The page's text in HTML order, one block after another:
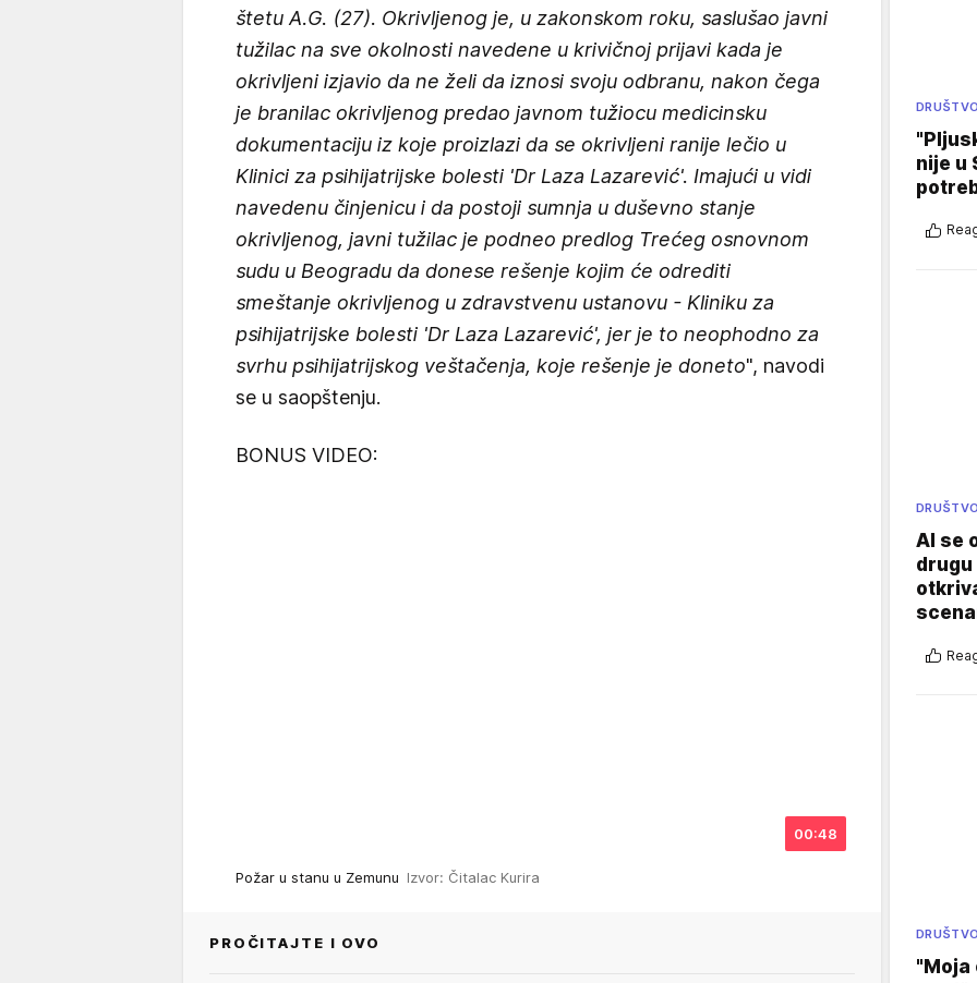
štetu A.G. (27). Okrivljenog je, u zakonskom roku, saslušao javni
tužilac na sve okolnosti navedene u krivičnoj prijavi kada je
okrivljeni izjavio da ne želi da iznosi svoju odbranu, nakon čega
je branilac okrivljenog predao javnom tužiocu medicinsku
dokumentaciju iz koje proizlazi da se okrivljeni ranije lečio u
Klinici za psihijatrijske bolesti 'Dr Laza Lazarević'. Imajući u vidi
navedenu činjenicu i da postoji sumnja u duševno stanje
okrivljenog, javni tužilac je podneo predlog Trećeg osnovnom
sudu u Beogradu da donese rešenje kojim će odrediti
smeštanje okrivljenog u zdravstvenu ustanovu - Kliniku za
psihijatrijske bolesti 'Dr Laza Lazarević', jer je to neophodno za
svrhu psihijatrijskog veštačenja, koje rešenje je doneto", navodi
se u saopštenju.
BONUS VIDEO:
00:48
Požar u stanu u Zemunu Izvor: Čitalac Kurira
PROČITAJTE I OVO
DRUŠTVO
nije u
DRUŠTVO
AI se
DRUŠTVO
"Moja